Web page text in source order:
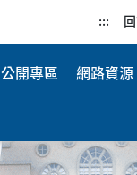
:::
公開專區 網路資源